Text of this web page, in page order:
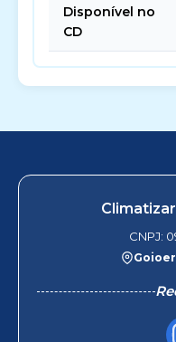
Disponível no
CD
CNPJ: